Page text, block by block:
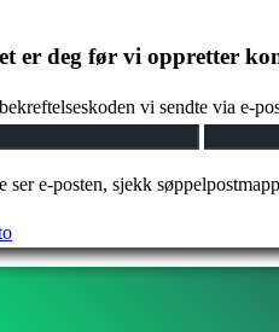
er deg før vi oppretter
vi sendte via e-
e-posten, sjekk